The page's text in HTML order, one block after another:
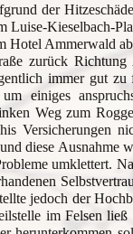
der
Luise-Kieselbach-
Hotel Ammerwald
zurück
immer gut zu
einiges
Weg zum
Versicherungen
diese Ausnahme
umklettert.
jedoch der
im Felsen